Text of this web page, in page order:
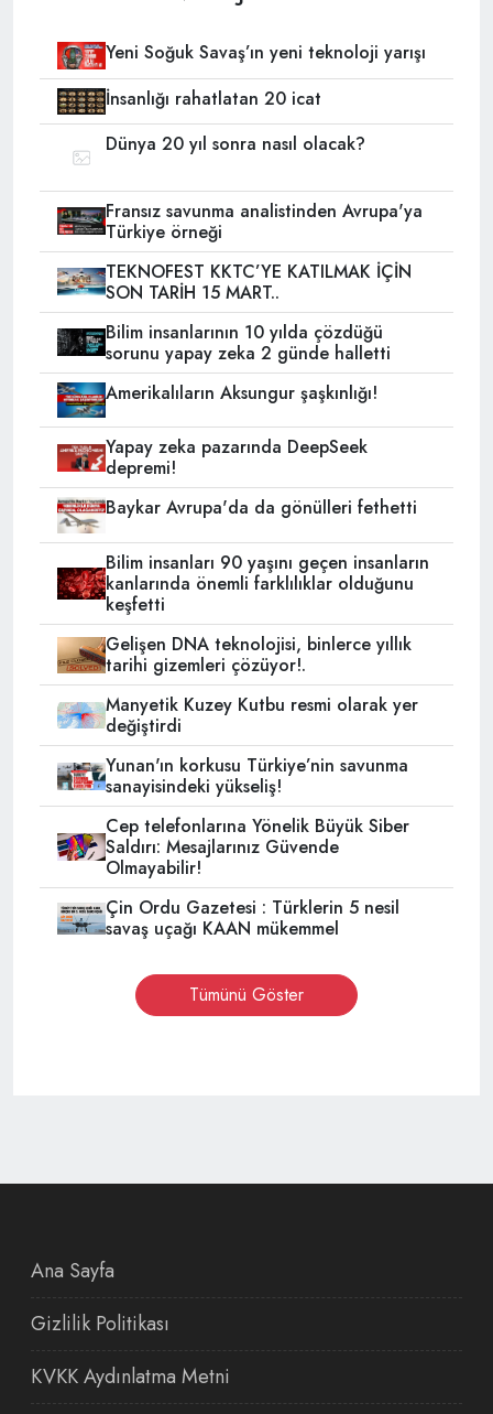
Yeni Soğuk Savaş’ın yeni teknoloji yarışı
İnsanlığı rahatlatan 20 icat
Dünya 20 yıl sonra nasıl olacak?
Fransız savunma analistinden Avrupa'ya
Türkiye örneği
TEKNOFEST KKTC’YE KATILMAK İÇİN
SON TARİH 15 MART..
Bilim insanlarının 10 yılda çözdüğü
sorunu yapay zeka 2 günde halletti
Amerikalıların Aksungur şaşkınlığı!
Yapay zeka pazarında DeepSeek
depremi!
Baykar Avrupa'da da gönülleri fethetti
Bilim insanları 90 yaşını geçen insanların
kanlarında önemli farklılıklar olduğunu
keşfetti
Gelişen DNA teknolojisi, binlerce yıllık
tarihi gizemleri çözüyor!.
Manyetik Kuzey Kutbu resmi olarak yer
değiştirdi
Yunan'ın korkusu Türkiye’nin savunma
sanayisindeki yükseliş!
Cep telefonlarına Yönelik Büyük Siber
Saldırı: Mesajlarınız Güvende
Olmayabilir!
Çin Ordu Gazetesi : Türklerin 5 nesil
savaş uçağı KAAN mükemmel
Tümünü Göster
Ana Sayfa
Gizlilik Politikası
KVKK Aydınlatma Metni